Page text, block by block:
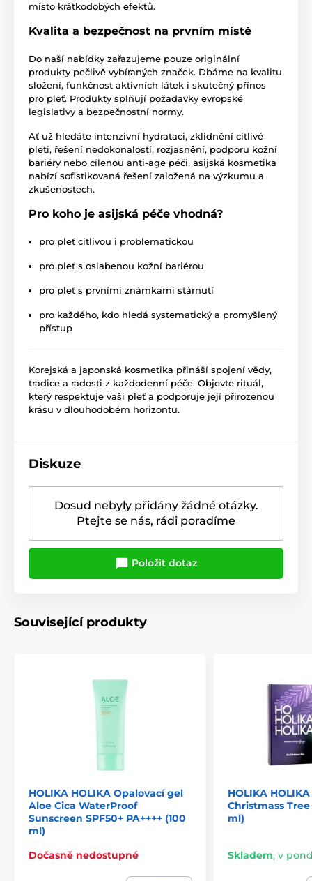
místo krátkodobých efektů.
Kvalita a bezpečnost na prvním místě
Do naší nabídky zařazujeme pouze originální
produkty pečlivě vybíraných značek. Dbáme na kvalitu
složení, funkčnost aktivních látek i skutečný přínos
pro pleť. Produkty splňují požadavky evropské
legislativy a bezpečnostní normy.
Ať už hledáte intenzivní hydrataci, zklidnění citlivé
pleti, řešení nedokonalostí, rozjasnění, podporu kožní
bariéry nebo cílenou anti-age péči, asijská kosmetika
nabízí sofistikovaná řešení založená na výzkumu a
zkušenostech.
Pro koho je asijská péče vhodná?
pro pleť citlivou i problematickou
pro pleť s oslabenou kožní bariérou
pro pleť s prvními známkami stárnutí
pro každého, kdo hledá systematický a promyšlený
přístup
Korejská a japonská kosmetika přináší spojení vědy,
tradice a radosti z každodenní péče. Objevte rituál,
který respektuje vaši pleť a podporuje její přirozenou
krásu v dlouhodobém horizontu.
Diskuze
Dosud nebyly přidány žádné otázky.
Ptejte se nás, rádi poradíme
Položit dotaz
Související produkty
HOLIKA HOLIKA Opalovací gel
Aloe Cica WaterProof
Sunscreen SPF50+ PA++++ (100
ml)
Dočasně nedostupné
HOLIKA
Christmass Tree
ml)
Skladem, v